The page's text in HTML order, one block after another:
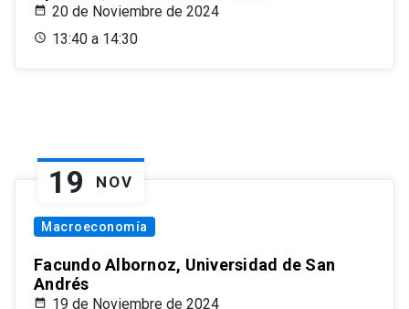
20 de Noviembre de 2024
13:40 a 14:30
19 NOV
Macroeconomía
Facundo Albornoz, Universidad de San
Andrés
19 de Noviembre de 2024